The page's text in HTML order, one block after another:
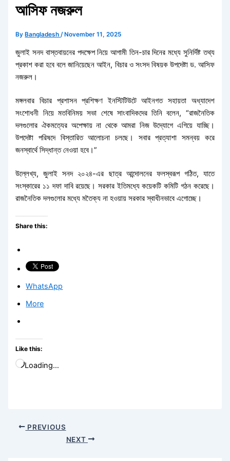
আসিফ নজরুল
ByBangladesh/November 11, 2025
জুলাই সনদ বাস্তবায়নের পদক্ষেপ নিয়ে আগামী তিন-চার দিনের মধ্যে সুনির্দিষ্ট তথ্য
প্রকাশ করা হবে বলে জানিয়েছেন আইন, বিচার ও সংসদ বিষয়ক উপদেষ্টা ড. আসিফ
নজরুল।
মঙ্গলবার বিচার প্রশাসন প্রশিক্ষণ ইনস্টিটিউটে আইনগত সহায়তা অধ্যাদেশ
সংশোধনী নিয়ে মতবিনিময় সভা শেষে সাংবাদিকদের তিনি বলেন, “রাজনৈতিক
দলগুলোর ঐকমত্যের অপেক্ষায় না থেকে আমরা নিজ উদ্যোগে এগিয়ে যাচ্ছি।
উপদেষ্টা পরিষদে বিস্তারিত আলোচনা চলছে। সবার প্রত্যাশা সমন্বয় করে
জনস্বার্থে সিদ্ধান্ত নেওয়া হবে।”
উল্লেখ্য, জুলাই সনদ ২০২৪-এর ছাত্র আন্দোলনের ফলস্বরূপ গঠিত, যাতে
সংস্কারের ১১ দফা দাবি রয়েছে। সরকার ইতিমধ্যে কয়েকটি কমিটি গঠন করেছে।
রাজনৈতিক দলগুলোর মধ্যে মতৈক্য না হওয়ায় সরকার স্বাধীনভাবে এগোচ্ছে।
Share this:
WhatsApp
More
Like this:
Loading…
PREVIOUS
NEXT